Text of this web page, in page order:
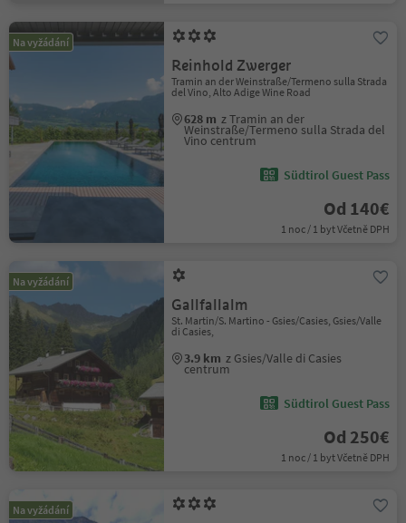
Na vyžádání
Reinhold Zwerger
Tramin an der Weinstraße/Termeno sulla Strada
del Vino, Alto Adige Wine Road
628 m z Tramin an der
Weinstraße/Termeno sulla Strada del
Vino centrum
Südtirol Guest Pass
Od 140€
1 noc / 1 byt Včetně DPH
Na vyžádání
Gallfallalm
St. Martin/S. Martino - Gsies/Casies, Gsies/Valle
di Casies,
3.9 km z Gsies/Valle di Casies
centrum
Südtirol Guest Pass
Od 250€
1 noc / 1 byt Včetně DPH
Na vyžádání